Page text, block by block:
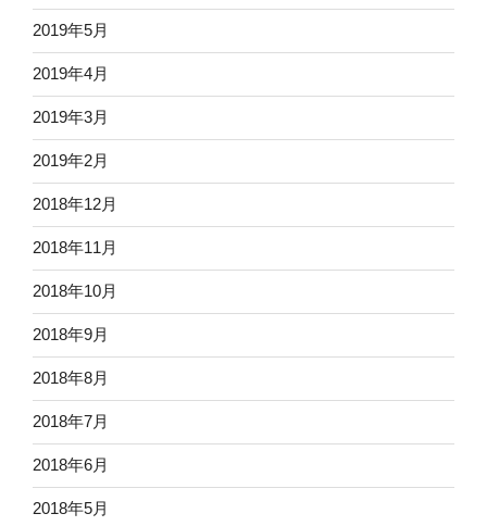
2019年5月
2019年4月
2019年3月
2019年2月
2018年12月
2018年11月
2018年10月
2018年9月
2018年8月
2018年7月
2018年6月
2018年5月